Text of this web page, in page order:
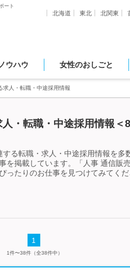
ート
北海道 東北 北関東
ウハウ 女性のおしごと
求人・転職・中途採用情報
・転職・中途採用情報＜
る転職・求人・中途採用情報を多
掲載しています。「人事 通信販
ったりのお仕事を見つけてみてく
1
1件〜38件（全38件中）